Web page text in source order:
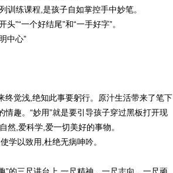
练课程,是孩子自如掌控手中妙笔。
”“一个好结尾”和“一手好字”。
中心”
浅,绝知此事要躬行。原汁生活带来了笔下
趣。“妙用”就是要引导孩子穿过黑板打开现
然,爱科学,爱一切美好的事物。
学以致用,杜绝无病呻吟。